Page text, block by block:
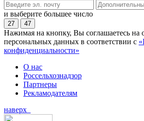
и выберите большее число
27 47
Нажимая на кнопку, Вы соглашаетесь на
персональных данных в соответствии с
конфиденциальности»
О нас
Россельхознадзор
Партнеры
Рекламодателям
наверх